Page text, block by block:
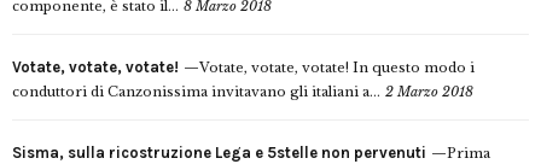
componente, è stato il... 8 Marzo 2018
Votate, votate, votate!
Votate, votate, votate! In questo modo i
conduttori di Canzonissima invitavano gli italiani a... 2 Marzo 2018
Sisma, sulla ricostruzione Lega e 5stelle non pervenuti
Prima